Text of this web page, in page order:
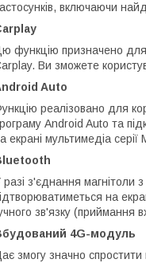
включаючи
функцію призначено для
Ви зможете
Auto
реалізовано для
Android Auto та
екрані мультимедіа серії
разі з'єднання магнітоли
на
зв'язку (приймання
4G-модуль
змогу значно